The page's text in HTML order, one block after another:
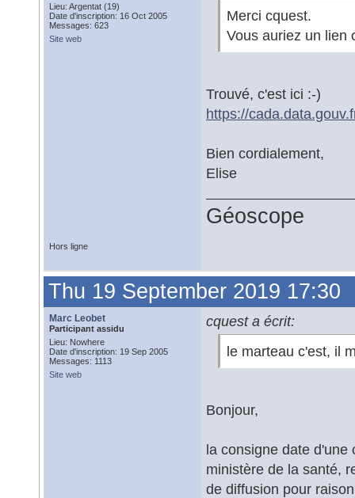
Lieu: Argentat (19)
Date d'inscription: 16 Oct 2005
Messages: 623
Site web
Merci cquest.
Vous auriez un lien
Trouvé, c'est ici :-)
https://
Bien cordialement,
Elise
Géoscope
Hors ligne
Thu 19 September 2019 17:30
Marc Leobet
Participant assidu
Lieu: Nowhere
Date d'inscription: 19 Sep 2005
Messages: 1113
Site web
cquest a écrit:
le marteau c'est, il
Bonjour,
la consigne date d'une
ministère de la santé,
de diffusion pour